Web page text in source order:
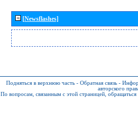
[Newsflashes]
Подняться в верхнюю часть - Обратная связь -
авторского
По вопросам, связанным с этой страницей, обращаться